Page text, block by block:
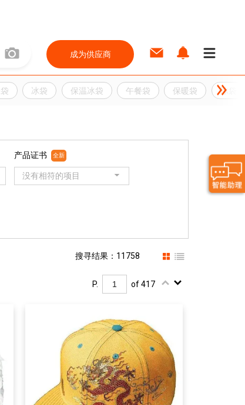
成为供应商
冰袋 保温冰袋 午餐袋 保暖袋 冰袋
产品证书 全新
没有相符的项目
搜寻结果：11758
P. of 417